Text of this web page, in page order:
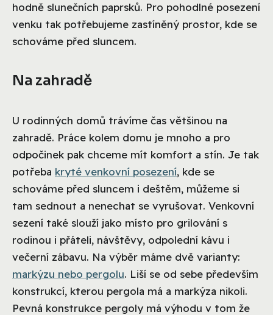
hodně slunečních paprsků. Pro pohodlné posezení
venku tak potřebujeme zastíněný prostor, kde se
schováme před sluncem.
Na zahradě
U rodinných domů trávíme čas většinou na
zahradě. Práce kolem domu je mnoho a pro
odpočinek pak chceme mít komfort a stín. Je tak
potřeba kryté venkovní posezení, kde se
schováme před sluncem i deštěm, můžeme si
tam sednout a nenechat se vyrušovat. Venkovní
sezení také slouží jako místo pro grilování s
rodinou i přáteli, návštěvy, odpolední kávu i
večerní zábavu. Na výběr máme dvě varianty:
markýzu nebo pergolu. Liší se od sebe především
konstrukcí, kterou pergola má a markýza nikoli.
Pevná konstrukce pergoly má výhodu v tom že